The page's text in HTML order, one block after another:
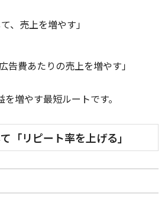
、売上を増やす」
告費あたりの売上を増やす」
を増やす最短ルートです。
「リピート率を上げる」